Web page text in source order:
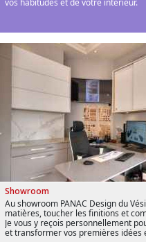
vos habitudes et de votre intérieur.
Showroom
Au showroom PANAC Design du
matières, toucher les finitions et
Je vous y reçois personnellement
et transformer vos premières idées